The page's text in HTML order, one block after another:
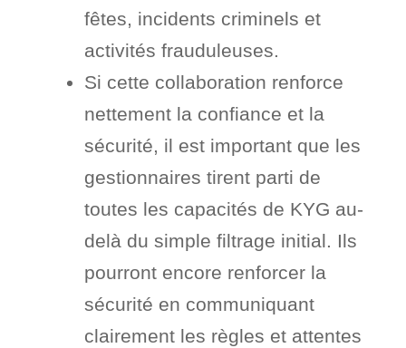
fêtes, incidents criminels et
activités frauduleuses.
Si cette collaboration renforce
nettement la confiance et la
sécurité, il est important que les
gestionnaires tirent parti de
toutes les capacités de KYG au-
delà du simple filtrage initial. Ils
pourront encore renforcer la
sécurité en communiquant
clairement les règles et attentes